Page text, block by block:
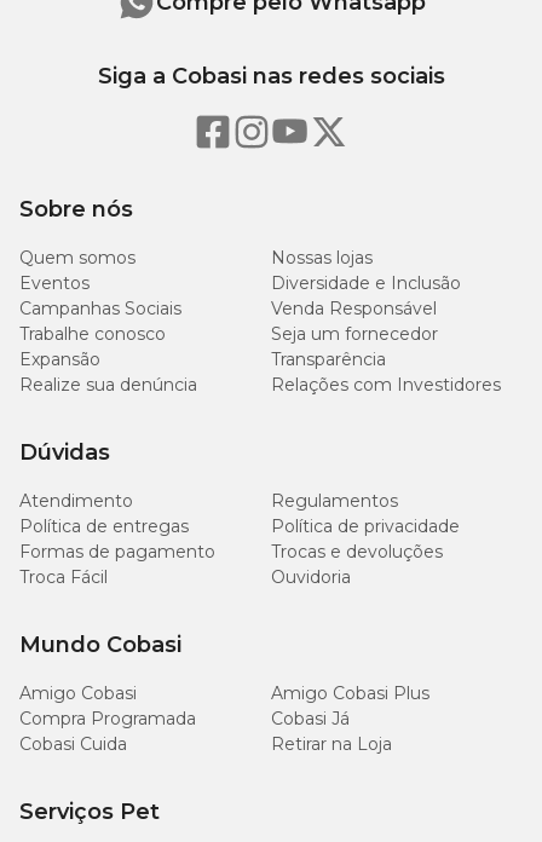
Sobre nós
Quem somos
Nossas lojas
Eventos
Diversidade e Inclusão
Campanhas Sociais
Venda Responsável
Trabalhe conosco
Seja um fornecedor
Expansão
Transparência
Realize sua denúncia
Relações com Investidores
Dúvidas
Atendimento
Regulamentos
Política de entregas
Política de privacidade
Formas de pagamento
Trocas e devoluções
Troca Fácil
Ouvidoria
Mundo Cobasi
Amigo Cobasi
Amigo Cobasi Plus
Compra Programada
Cobasi Já
Cobasi Cuida
Retirar na Loja
Serviços Pet
Siga a Cobasi nas redes sociais